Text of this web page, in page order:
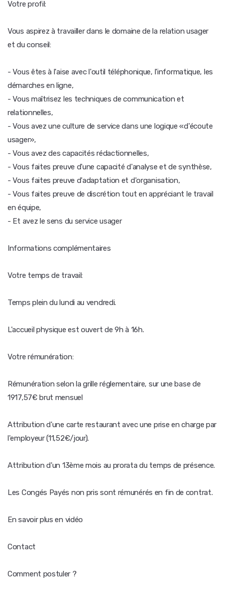
Votre profil:
Vous aspirez à travailler dans le domaine de la relation usager
et du conseil:
- Vous êtes à l'aise avec l'outil téléphonique, l'informatique, les
démarches en ligne,
- Vous maîtrisez les techniques de communication et
relationnelles,
- Vous avez une culture de service dans une logique «d'écoute
usager»,
- Vous avez des capacités rédactionnelles,
- Vous faites preuve d'une capacité d'analyse et de synthèse,
- Vous faites preuve d'adaptation et d'organisation,
- Vous faites preuve de discrétion tout en appréciant le travail
en équipe,
- Et avez le sens du service usager
Informations complémentaires
Votre temps de travail:
Temps plein du lundi au vendredi.
L'accueil physique est ouvert de 9h à 16h.
Votre rémunération:
Rémunération selon la grille réglementaire, sur une base de
1917,57€ brut mensuel
Attribution d'une carte restaurant avec une prise en charge par
l'employeur (11,52€/jour).
Attribution d'un 13ème mois au prorata du temps de présence.
Les Congés Payés non pris sont rémunérés en fin de contrat.
En savoir plus en vidéo
Contact
Comment postuler ?